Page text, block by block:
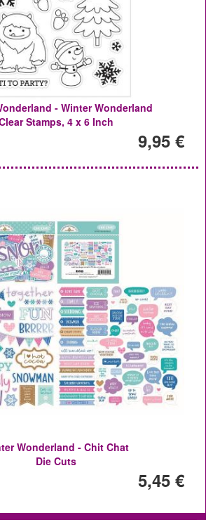
- Winter Wonderland
Stamps, 4 x 6 Inch
9,95 €
Wonderland - Chit Chat
Die Cuts
5,45 €